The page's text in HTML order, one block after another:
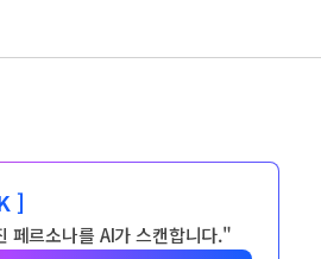
]
페르소나를 AI가 스캔합니다."